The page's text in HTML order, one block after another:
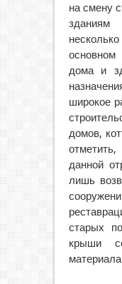
на смену
зданиям
основном
дома и
широкое
домов,
данной
лишь
старых
крыши